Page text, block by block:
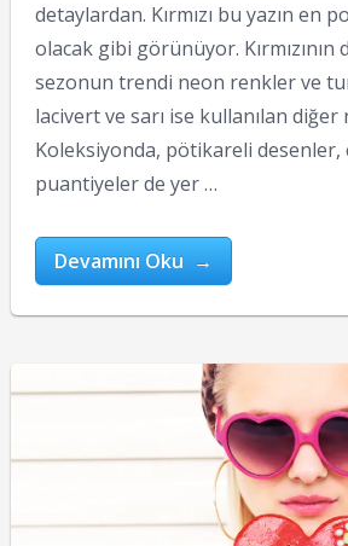
detaylardan. Kırmızı bu yazın en
olacak gibi görünüyor. Kırmızının
sezonun trendi neon renkler ve
lacivert ve sarı ise kullanılan diğer
Koleksiyonda, pötikareli desenler,
puantiyeler de yer …
Devamını Oku →